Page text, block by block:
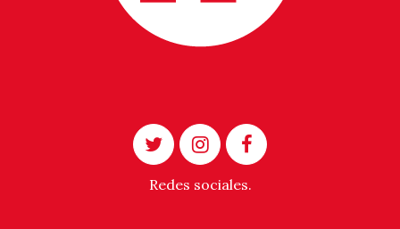
Redes sociales.